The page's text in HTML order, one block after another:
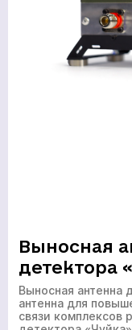
Выносная
детектора
Выносная
антенна для
связи комплексов